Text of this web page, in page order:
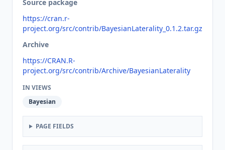
Source package
https://cran.r-
project.org/src/contrib/BayesianLaterality_0.1.2.tar.gz
Archive
https://CRAN.R-
project.org/src/contrib/Archive/BayesianLaterality
IN VIEWS
Bayesian
PAGE FIELDS